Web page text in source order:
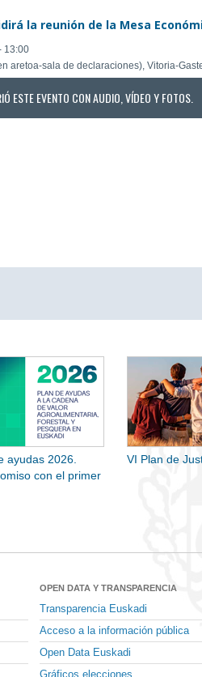
la reunión de la Mesa
13:00
aretoa-sala de declaraciones), Vitoria-
ESTE EVENTO CON AUDIO, VÍDEO Y FOTOS.
ayudas 2026.
con el primer
VI Plan de
OPEN DATA Y TRANSPARENCIA
Transparencia Euskadi
Acceso a la información pública
Open Data Euskadi
Gráficos elecciones